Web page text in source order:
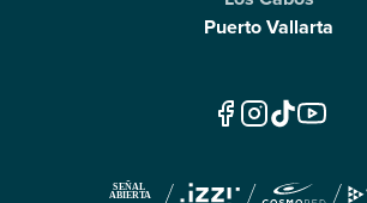
Puerto Vallarta